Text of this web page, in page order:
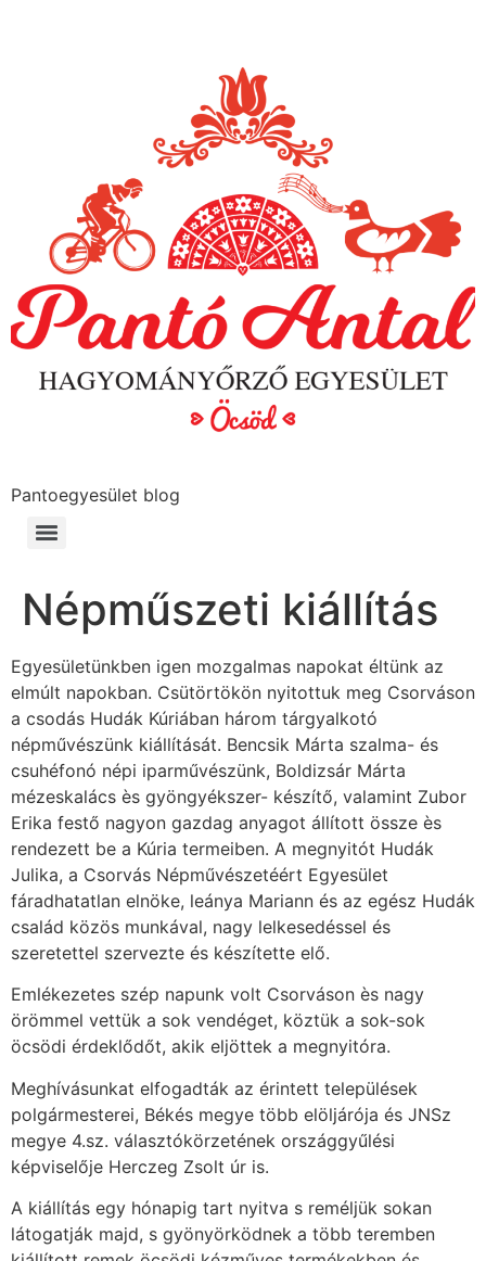
Pantoegyesület blog
Népműszeti kiállítás
Egyesületünkben igen mozgalmas napokat éltünk az
elmúlt napokban. Csütörtökön nyitottuk meg Csorváson
a csodás Hudák Kúriában három tárgyalkotó
népművészünk kiállítását. Bencsik Márta szalma- és
csuhéfonó népi iparművészünk, Boldizsár Márta
mézeskalács ès gyöngyékszer- készítő, valamint Zubor
Erika festő nagyon gazdag anyagot állított össze ès
rendezett be a Kúria termeiben. A megnyitót Hudák
Julika, a Csorvás Népművészetéért Egyesület
fáradhatatlan elnöke, leánya Mariann és az egész Hudák
család közös munkával, nagy lelkesedéssel és
szeretettel szervezte és készítette elő.
Emlékezetes szép napunk volt Csorváson ès nagy
örömmel vettük a sok vendéget, köztük a sok-sok
öcsödi érdeklődőt, akik eljöttek a megnyitóra.
Meghívásunkat elfogadták az érintett települések
polgármesterei, Békés megye több elöljárója és JNSz
megye 4.sz. választókörzetének országgyűlési
képviselője Herczeg Zsolt úr is.
A kiállítás egy hónapig tart nyitva s reméljük sokan
látogatják majd, s gyönyörködnek a több teremben